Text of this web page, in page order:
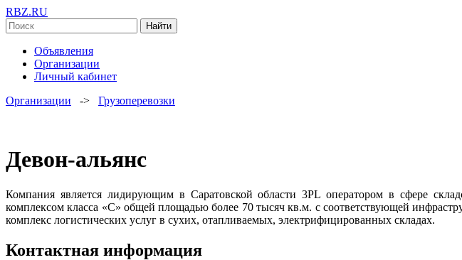
RBZ.RU
Найти
Объявления
Организации
Личный кабинет
Организации -> Грузоперевозки
Девон-альянс
Компания является лидирующим в Саратовской области 3PL оператором в сфере
комплексом класса «С» общей площадью более 70 тысяч кв.м. с соответствующей
комплекс логистических услуг в сухих, отапливаемых, электрифицированных складах.
Контактная информация